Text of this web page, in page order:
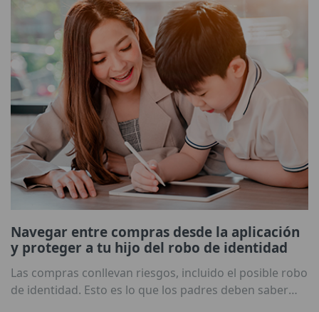
Navegar entre compras desde la aplicación
y proteger a tu hijo del robo de identidad
Las compras conllevan riesgos, incluido el posible robo
de identidad. Esto es lo que los padres deben saber